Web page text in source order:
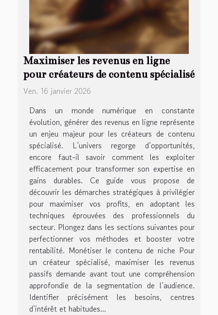
Maximiser les revenus en ligne
pour créateurs de contenu spécialisé
Ven. 16 janvier 2026
Dans un monde numérique en constante
évolution, générer des revenus en ligne représente
un enjeu majeur pour les créateurs de contenu
spécialisé. L’univers regorge d’opportunités,
encore faut-il savoir comment les exploiter
efficacement pour transformer son expertise en
gains durables. Ce guide vous propose de
découvrir les démarches stratégiques à privilégier
pour maximiser vos profits, en adoptant les
techniques éprouvées des professionnels du
secteur. Plongez dans les sections suivantes pour
perfectionner vos méthodes et booster votre
rentabilité. Monétiser le contenu de niche Pour
un créateur spécialisé, maximiser les revenus
passifs demande avant tout une compréhension
approfondie de la segmentation de l’audience.
Identifier précisément les besoins, centres
d’intérêt et habitudes...